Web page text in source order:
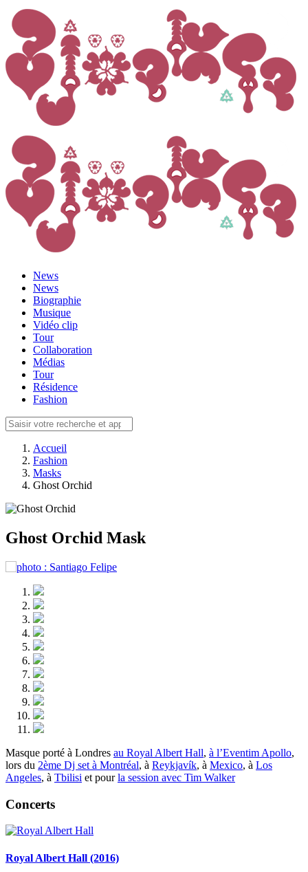
News
News
Biographie
Musique
Vidéo clip
Tour
Collaboration
Médias
Tour
Résidence
Fashion
Accueil
Fashion
Masks
Ghost Orchid
Ghost Orchid Mask
Masque porté à Londres au Royal Albert Hall, à l’Eventim Apollo,
lors du 2ème Dj set à Montréal, à Reykjavík, à Mexico, à Los
Angeles, à Tbilisi et pourla session avec Tim Walker
Concerts
Royal Albert Hall (2016)